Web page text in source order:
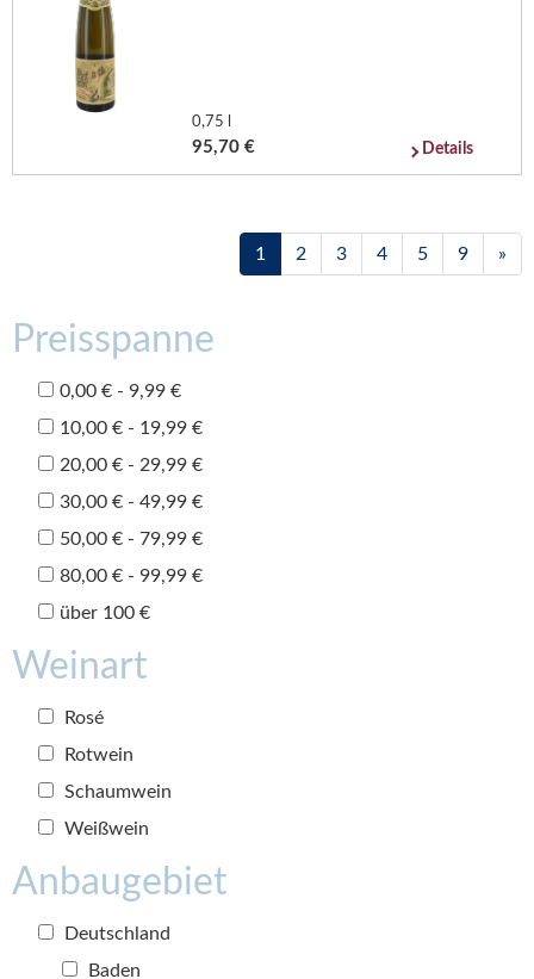
0,75 l
95,70 € Details
1 2 3 4 5 9 »
Preisspanne
0,00 € - 9,99 €
10,00 € - 19,99 €
20,00 € - 29,99 €
30,00 € - 49,99 €
50,00 € - 79,99 €
80,00 € - 99,99 €
über 100 €
Weinart
Rosé
Rotwein
Schaumwein
Weißwein
Anbaugebiet
Deutschland
Baden